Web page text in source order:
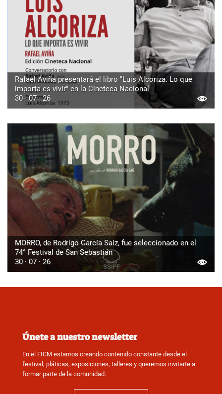
Rafael Aviña presentará el libro "Luis Alcoriza. Lo que
importa es vivir" en la Cineteca Nacional
30 · 07 · 26
MORRO, de Rodrigo García Saiz, fue seleccionado en el
74° Festival de San Sebastián
30 · 07 · 26
Únete a nuestro newsletter
En el FICM estamos creando contenido constante desde el
festival, pláticas, exposiciones, talleres y queremos invitarte a
formar parte de la comunidad.